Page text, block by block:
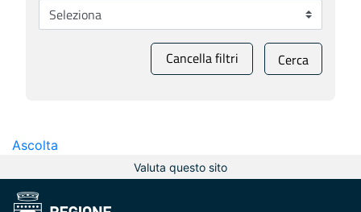
Cancella filtri Cerca
Ascolta
Valuta questo sito